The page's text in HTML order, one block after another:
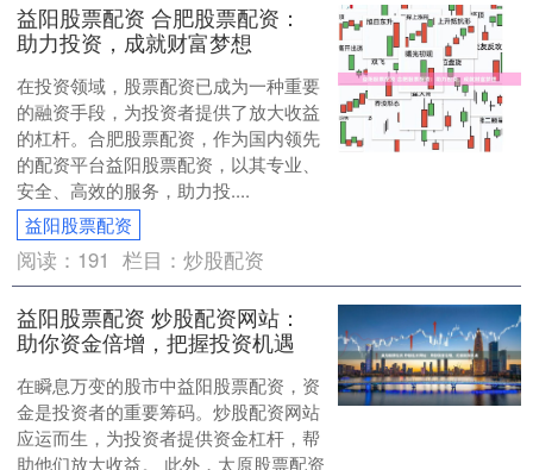
益阳股票配资 合肥股票配资：
助力投资，成就财富梦想
在投资领域，股票配资已成为一种重要
的融资手段，为投资者提供了放大收益
的杠杆。合肥股票配资，作为国内领先
的配资平台益阳股票配资，以其专业、
安全、高效的服务，助力投....
益阳股票配资
阅读： 191 栏目：炒股配资
益阳股票配资 炒股配资网站：
助你资金倍增，把握投资机遇
在瞬息万变的股市中益阳股票配资，资
金是投资者的重要筹码。炒股配资网站
应运而生，为投资者提供资金杠杆，帮
助他们放大收益。 此外，太原股票配资